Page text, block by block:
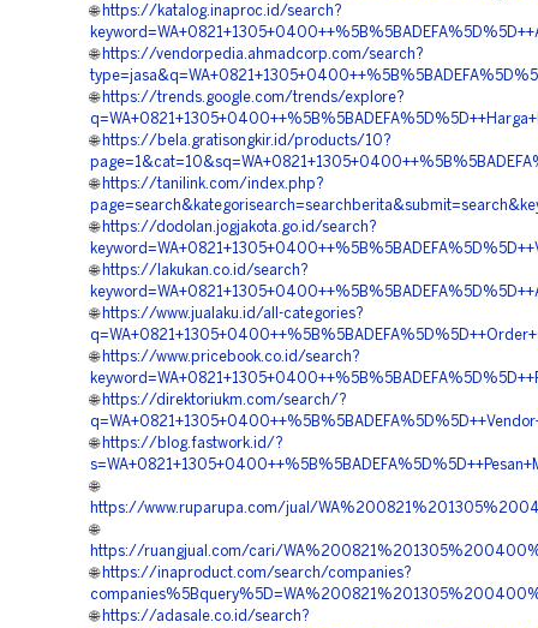
🌐 https://katalog.inaproc.id/search?
🌐 https://vendorpedia.ahmadcorp.com/search?
🌐 https://trends.google.com/trends/explore?
🌐 https://bela.gratisongkir.id/products/10?
🌐 https://tanilink.com/index.php?
🌐 https://dodolan.jogjakota.go.id/search?
🌐 https://lakukan.co.id/search?
🌐 https://www.jualaku.id/all-categories?
🌐 https://www.pricebook.co.id/search?
🌐 https://direktoriukm.com/search/?
🌐 https://blog.fastwork.id/?
🌐
https://www.ruparupa.com/jual/
🌐
https://ruangjual.com/cari/
🌐 https://inaproduct.com/search/companies?
🌐 https://adasale.co.id/search?